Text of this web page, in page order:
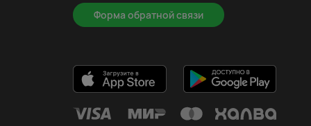
Форма обратной связи